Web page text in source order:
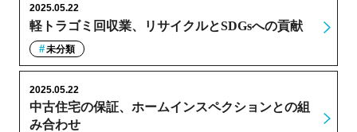
軽トラゴミ回収業、リサイクルとSDGsへの貢献
2025.05.22
未分類
中古住宅の保証、ホームインスペクションとの組
み合わせ
2025.05.22